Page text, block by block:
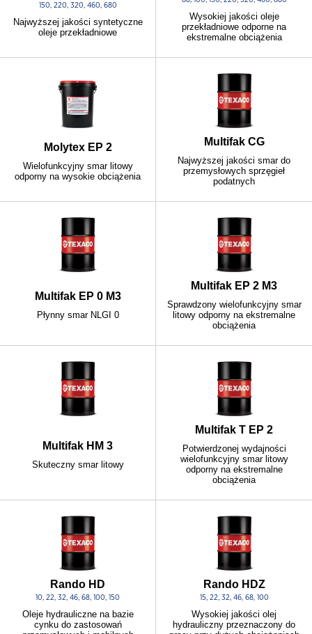
150, 220, 320, 460, 680
Najwyższej jakości syntetyczne
oleje przekładniowe
Wysokiej jakości oleje
przekładniowe odporne na
ekstremalne obciążenia
Molytex EP 2
Wielofunkcyjny smar litowy
odporny na wysokie obciążenia
Multifak CG
Najwyższej jakości smar do
przemysłowych sprzęgieł
podatnych
Multifak EP 0 M3
Płynny smar NLGI 0
Multifak EP 2 M3
Sprawdzony wielofunkcyjny smar
litowy odporny na ekstremalne
obciążenia
Multifak HM 3
Skuteczny smar litowy
Multifak T EP 2
Potwierdzonej wydajności
wielofunkcyjny smar litowy
odporny na ekstremalne
obciążenia
Rando HD
10, 22, 32, 46, 68, 100, 150
Oleje hydrauliczne na bazie
cynku do zastosowań
Rando HDZ
15, 22, 32, 46, 68, 100
Wysokiej jakości olej
hydrauliczny przeznaczony do